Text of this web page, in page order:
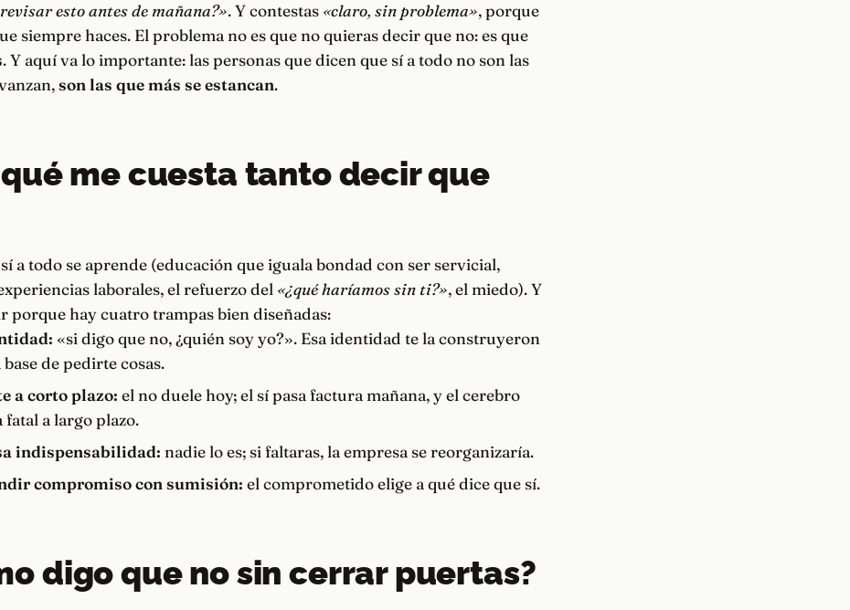
esto antes de mañana?». Y contestas «claro, sin problema», porque
siempre haces. El problema no es que no quieras decir que no: es que
. Y aquí va lo importante: las personas que dicen que sí a todo no son las
son las que más se estancan.
qué me cuesta tanto decir que
a todo se aprende (educación que iguala bondad con ser servicial,
laborales, el refuerzo del «¿qué haríamos sin ti?», el miedo). Y
porque hay cuatro trampas bien diseñadas:
«si digo que no, ¿quién soy yo?». Esa identidad te la construyeron
de pedirte cosas.
a corto plazo: el no duele hoy; el sí pasa factura mañana, y el cerebro
fatal a largo plazo.
indispensabilidad: nadie lo es; si faltaras, la empresa se reorganizaría.
compromiso con sumisión: el comprometido elige a qué dice que sí.
digo que no sin cerrar puertas?